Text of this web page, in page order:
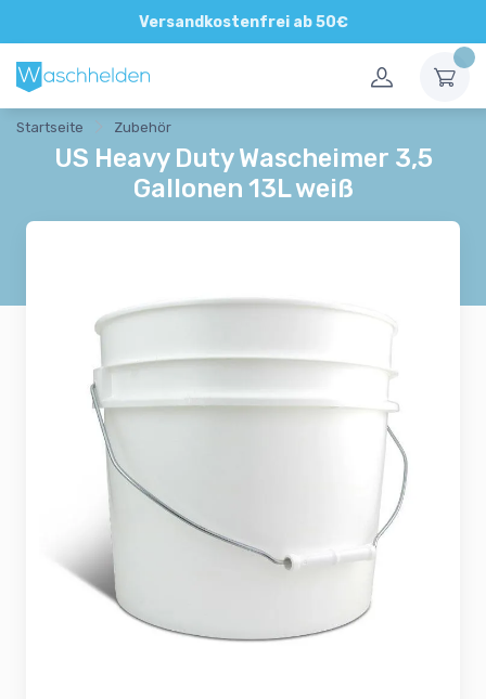
Versandkostenfrei ab 50€
Direkte und persönliche Beratung
Startseite Zubehör
US Heavy Duty Wascheimer 3,5
Gallonen 13L weiß